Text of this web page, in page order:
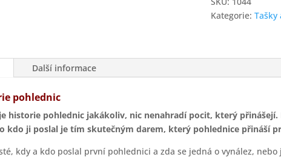
Kategorie:Tašky
Další informace
pohlednic
historie pohlednic jakákoliv, nic nenahradí pocit, který
kdo ji poslal je tím skutečným darem, který pohlednice přináší
kdy a kdo poslal první pohlednici a zda se jedná o vynález,